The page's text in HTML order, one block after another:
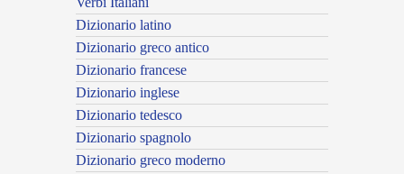
Dizionario latino
Dizionario greco antico
Dizionario francese
Dizionario inglese
Dizionario tedesco
Dizionario spagnolo
Dizionario greco moderno